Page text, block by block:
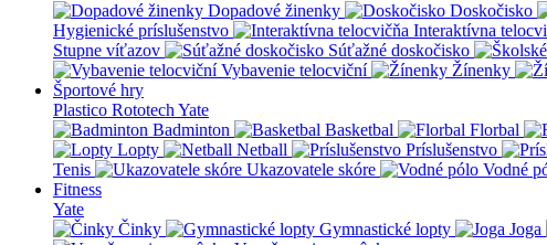
Dopadové žinenky Doskočisko
Hygienické príslušenstvo
Interaktívna
Stupne víťazov
Súťažné doskočisko
Vybavenie telocviční
Žínenky
Športové hry
Plastico Rototech Yate
Badminton
Basketbal Florbal
Lopty
Netball Príslušenstvo
Tenis
Ukazovatele skóre Vodné
Fitness
Yate
Činky
Gymnastické lopty Joga